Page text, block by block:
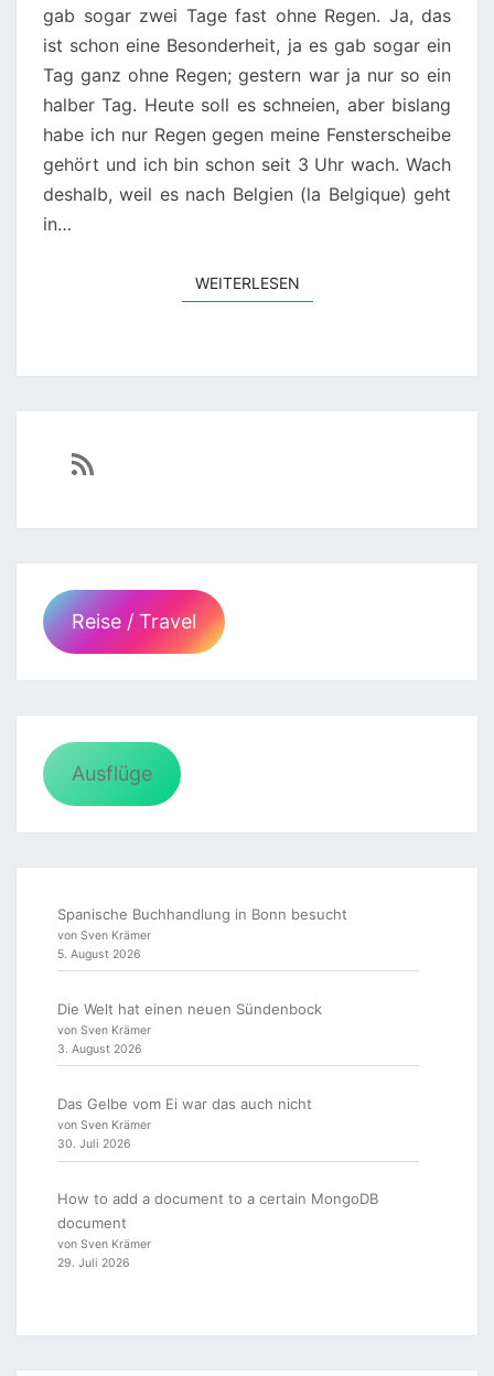
gab sogar zwei Tage fast ohne Regen. Ja, das
ist schon eine Besonderheit, ja es gab sogar ein
Tag ganz ohne Regen; gestern war ja nur so ein
halber Tag. Heute soll es schneien, aber bislang
habe ich nur Regen gegen meine Fensterscheibe
gehört und ich bin schon seit 3 Uhr wach. Wach
deshalb, weil es nach Belgien (la Belgique) geht
in…
WEITERLESENWEITERLESEN
https://sven-essen.de/feed/
Reise / Travel
Ausflüge
Spanische Buchhandlung in Bonn besucht
von Sven Krämer
5. August 2026
Die Welt hat einen neuen Sündenbock
von Sven Krämer
3. August 2026
Das Gelbe vom Ei war das auch nicht
von Sven Krämer
30. Juli 2026
How to add a document to a certain MongoDB
document
von Sven Krämer
29. Juli 2026